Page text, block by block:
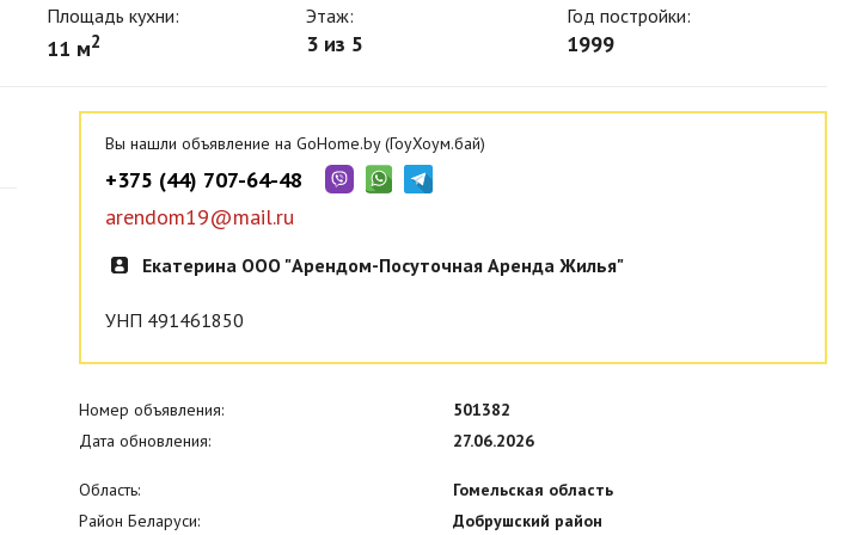
Площадь кухни:
11 м2
Этаж:
3 из 5
Год постройки:
1999
Вы нашли объявление на GoHome.by (ГоуХоум.бай)
+375 (44) 707-64-48
arendom19@mail.ru
Екатерина ООО "Арендом-Посуточная Аренда Жилья"
УНП 491461850
Номер объявления:
501382
Дата обновления:
27.06.2026
Область:
Гомельская область
Район Беларуси:
Добрушский район